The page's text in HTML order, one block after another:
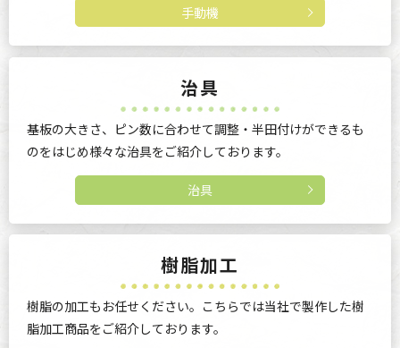
手動機
治具
基板の大きさ、ピン数に合わせて調整・半田付けができるも
のをはじめ様々な治具をご紹介しております。
治具
樹脂加工
樹脂の加工もお任せください。こちらでは当社で製作した樹
脂加工商品をご紹介しております。